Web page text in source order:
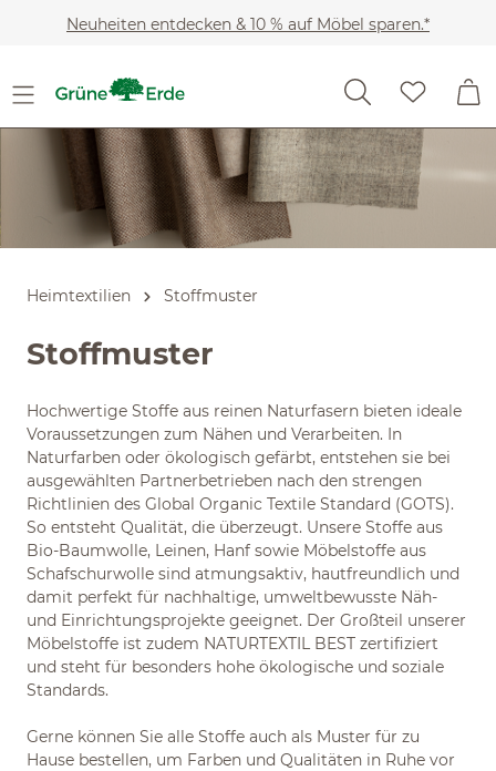
Zum Hauptinhalt springen
Neuheiten entdecken & 10 % auf Möbel sparen.*
Heimtextilien Stoffmuster
Stoffmuster
Hochwertige Stoffe aus reinen Naturfasern bieten ideale
Voraussetzungen zum Nähen und Verarbeiten. In
Naturfarben oder ökologisch gefärbt, entstehen sie bei
ausgewählten Partnerbetrieben nach den strengen
Richtlinien des Global Organic Textile Standard (GOTS).
So entsteht Qualität, die überzeugt. Unsere Stoffe aus
Bio-Baumwolle, Leinen, Hanf sowie Möbelstoffe aus
Schafschurwolle sind atmungsaktiv, hautfreundlich und
damit perfekt für nachhaltige, umweltbewusste Näh-
und Einrichtungsprojekte geeignet. Der Großteil unserer
Möbelstoffe ist zudem NATURTEXTIL BEST zertifiziert
und steht für besonders hohe ökologische und soziale
Standards.
Gerne können Sie alle Stoffe auch als Muster für zu
Hause bestellen, um Farben und Qualitäten in Ruhe vor